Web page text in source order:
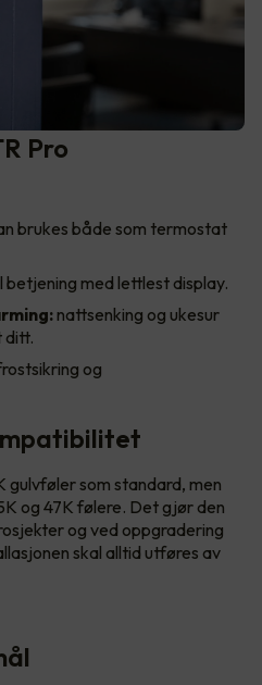
Pro
brukes både som termostat
betjening med lettlest display.
nattsenking og ukesur
ditt.
og
gulvføler som standard, men
og 47K følere. Det gjør den
og ved oppgradering
skal alltid utføres av